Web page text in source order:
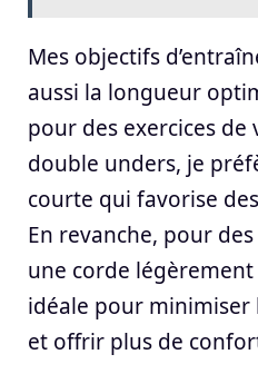
Mes objectifs
aussi la longueur
pour des exercices de
double unders, je
courte qui favorise
En revanche, pour
une corde
idéale pour
et offrir plus de